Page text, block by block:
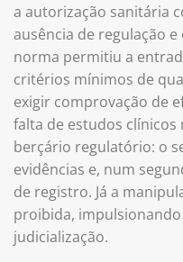
a autorização sanitária
ausência de regulação
norma permitiu a
critérios mínimos de
exigir comprovação de
falta de estudos clínicos
berçário regulatório: o
evidências e, num
de registro. Já a
proibida,
judicialização.